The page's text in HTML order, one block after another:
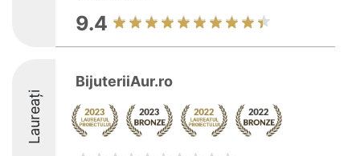
9.4
Laureați
BijuteriiAur.ro